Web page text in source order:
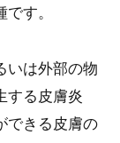
す。
いは外部の物
する皮膚炎
できる皮膚の